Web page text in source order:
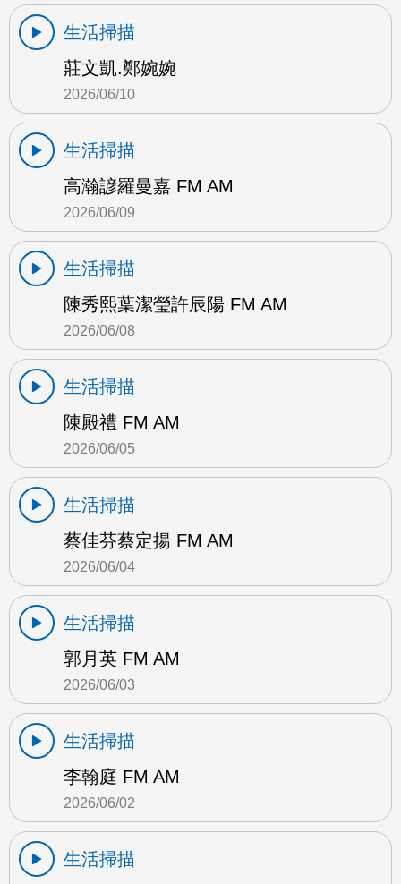
生活掃描
莊文凱.鄭婉婉
2026/06/10
生活掃描
高瀚諺羅曼嘉 FM AM
2026/06/09
生活掃描
陳秀熙葉潔瑩許辰陽 FM AM
2026/06/08
生活掃描
陳殿禮 FM AM
2026/06/05
生活掃描
蔡佳芬蔡定揚 FM AM
2026/06/04
生活掃描
郭月英 FM AM
2026/06/03
生活掃描
李翰庭 FM AM
2026/06/02
生活掃描